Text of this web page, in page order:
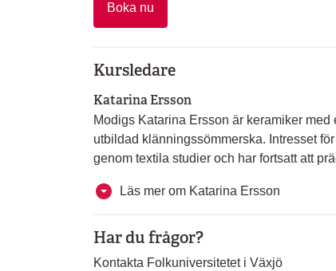
Boka nu
Kursledare
Katarina Ersson
Modigs Katarina Ersson är keramiker
utbildad klänningssömmerska. Intresset
genom textila studier och har fortsatt att
Läs mer om Katarina Ersson
Har du frågor?
Kontakta Folkuniversitetet i Växjö